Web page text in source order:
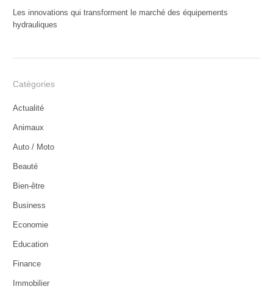
Les innovations qui transforment le marché des équipements
hydrauliques
Catégories
Actualité
Animaux
Auto / Moto
Beauté
Bien-être
Business
Economie
Education
Finance
Immobilier